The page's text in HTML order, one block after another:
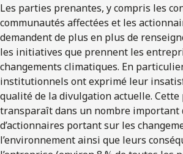
Les parties prenantes, y compris les
communautés affectées et les
demandent de plus en plus de
les initiatives que prennent les
changements climatiques. En
institutionnels ont exprimé leur
qualité de la divulgation actuelle.
transparaît dans un nombre important
d’actionnaires portant sur les
l’environnement ainsi que leurs